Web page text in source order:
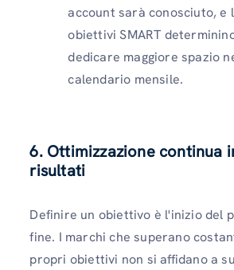
account sarà conosciuto, e
obiettivi SMART
dedicare maggiore spazio
calendario mensile.
6. Ottimizzazione continua
risultati
Definire un obiettivo è l'inizio del
fine. I marchi che superano
propri obiettivi non si affidano a